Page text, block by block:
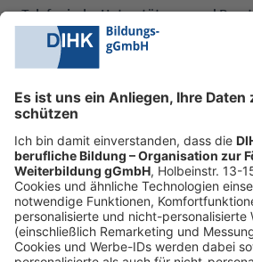
Telefonische Unterstützung und
0228 6205 205
Fr.:
09:00-14:00 Uhr
shop@dihk-bildung.shop
Vertrag widerrufen
Zahlungsarten